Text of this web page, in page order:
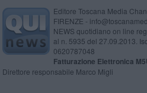
Editore Toscana Media
FIRENZE -
NEWS quotidiano on line
al n. 5935 del 27.09.2013.
0620787048
Fatturazione Elettronica
Direttore responsabile Marco Migli